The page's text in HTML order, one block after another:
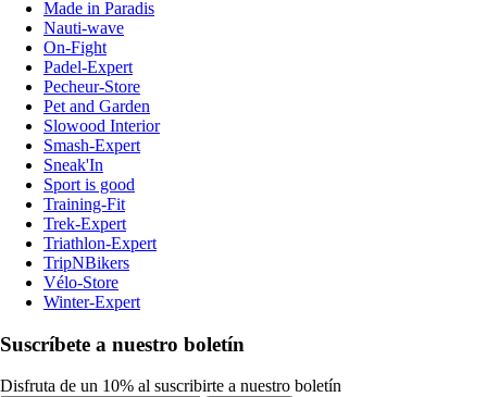
Made in Paradis
Nauti-wave
On-Fight
Padel-Expert
Pecheur-Store
Pet and Garden
Slowood Interior
Smash-Expert
Sneak'In
Sport is good
Training-Fit
Trek-Expert
Triathlon-Expert
TripNBikers
Vélo-Store
Winter-Expert
Suscríbete a nuestro boletín
Disfruta de un 10% al suscribirte a nuestro boletín